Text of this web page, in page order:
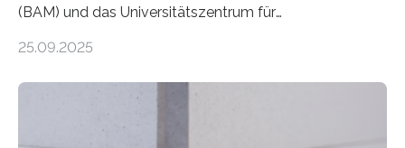
(BAM) und das Universitätszentrum für
untersuchen in einem gemeinsamen Forschungsprojekt
Ziel ist es, die Einsatzmöglichkeiten dieses innovativen
25.09.2025